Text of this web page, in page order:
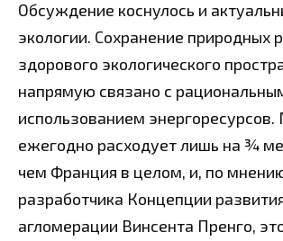
Обсуждение коснулось и
экологии. Сохранение природных
здорового экологического
напрямую связано с
использованием энергоресурсов.
ежегодно расходует лишь на ¾
чем Франция в целом, и, по
разработчика Концепции
агломерации Винсента Пренго,